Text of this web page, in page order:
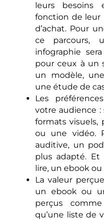
leurs
fonction de leur
d’achat. Pour
ce parcours,
infographie
pour ceux à un
un modèle,
une étude de
Les
votre audience
formats visuels,
ou une vidéo.
auditive, un
plus adapté.
lire, un ebook
La valeur
un ebook ou
perçus
qu’une liste de